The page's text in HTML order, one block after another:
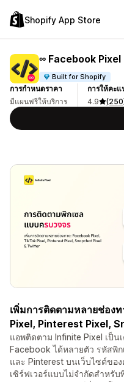
Shopify App Store
∞ Facebook Pixel
Built for Shopify
การกำหนดราคา
มีแผนฟรีให้บริการ
การให้คะแ
4.9
เพิ่มการติดตามหลายช่อง
Pixel, Pinterest Pixel,
แอพติดตาม Infinite Pixel เป็
Facebook ได้หลายตัว รหัสพิ
และ Pinterest บนเว็บไซต์ขอ
เซิร์ฟเวอร์แบบไม่จำกัดสำหรั